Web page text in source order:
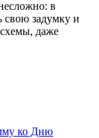
в
свою задумку и
даже
ко Дню